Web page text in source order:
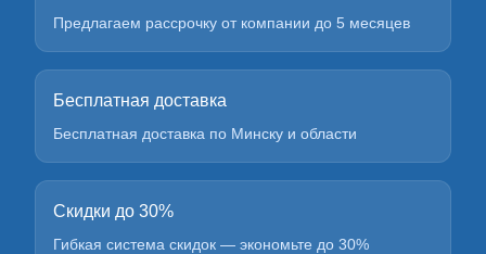
Предлагаем рассрочку от компании до 5 месяцев
Бесплатная доставка
Бесплатная доставка по Минску и области
Скидки до 30%
Гибкая система скидок — экономьте до 30%